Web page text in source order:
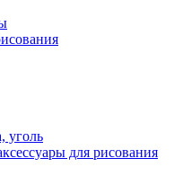
уголь
для рисования